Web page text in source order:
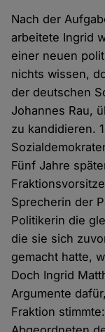
Nach der
arbeitete Ingrid
einer neuen
nichts wissen,
der deutschen
Johannes Rau,
zu kandidieren.
Fünf Jahre
Sprecherin der
Politikerin die
die sie sich
gemacht hatte,
Doch Ingrid
Argumente
Fraktion